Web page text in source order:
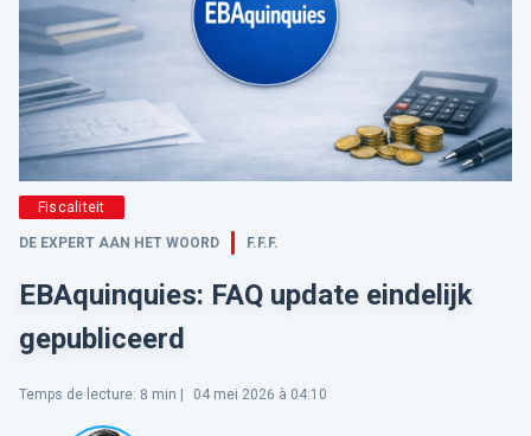
Fiscaliteit
DE EXPERT AAN HET WOORD F.F.F.
EBAquinquies: FAQ update eindelijk
gepubliceerd
Temps de lecture: 8 min | 04 mei 2026 à 04:10